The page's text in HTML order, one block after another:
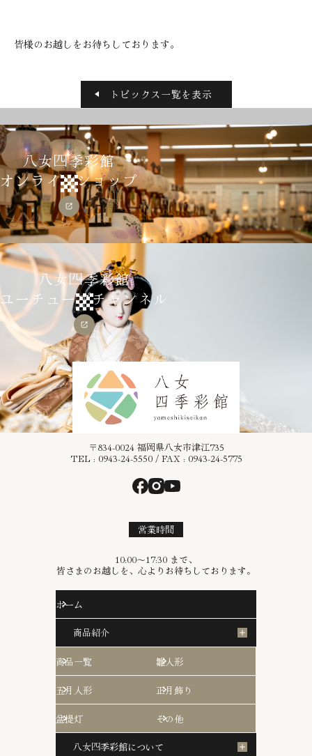
皆様のお越しをお待ちしております。
トピックス一覧を表示
八女四季彩館
オンラインショップ
八女四季彩館
ユーチューブチャンネル
〒834-0024 福岡県八女市津江735
TEL : 0943-24-5550 / FAX : 0943-24-5775
営業時間
10:00〜17:30 まで、
皆さまのお越しを、心よりお待ちしております。
ホーム
商品紹介
商品一覧 雛人形
五月人形 正月飾り
盆提灯 その他
八女四季彩館について